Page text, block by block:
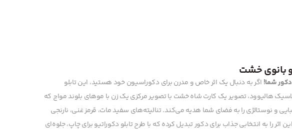
بانوی خشت
دکور شما! اگر به دنبال یک اثر خاص و مدرن برای دکوراسیون خود هستید، این تابلو
هالیوود، تصویر یک کارت شاه خشت با تصویر مرکزی یک زن با موهای بلوند مواج که
و نوستالژی را به فضای شما هدیه می‌کند. تنالیته‌های سفید مات، قرمز غنی، نارنجی
اثر را به انتخابی جذاب برای دکور تبدیل کرده که با طرح تابلو دکوراتیو برای چاپ، جلوه‌ای